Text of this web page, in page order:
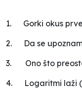
1.
Gorki okus
2.
Da se
3.
Ono što
4.
Logaritmi laži